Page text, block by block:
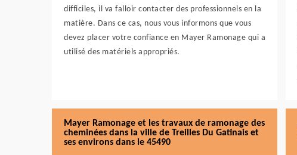
difficiles, il va falloir contacter des professionnels en la
matière. Dans ce cas, nous vous informons que vous
devez placer votre confiance en Mayer Ramonage qui a
utilisé des matériels appropriés.
Mayer Ramonage et les travaux de ramonage des
cheminées dans la ville de Treilles Du Gatinais et
ses environs dans le 45490